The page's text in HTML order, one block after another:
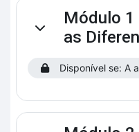
Contrair
Módulo 1
as
Disponível se: A